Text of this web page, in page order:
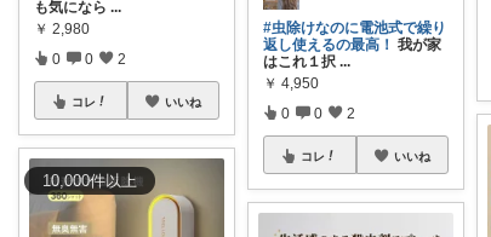
10,000件以上
も気になら ...
￥ 2,980
0 0 2
コレ いいね
#虫除けなのに電池式で繰り
返し使えるの最高！ 我が家
はこれ１択 ...
￥ 4,950
0 0 2
コレ いいね